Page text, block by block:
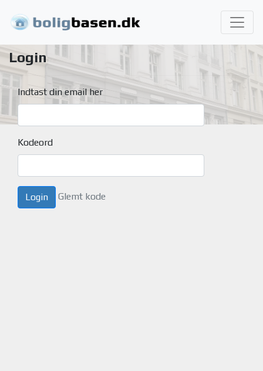
Login
Indtast din email her
Kodeord
Glemt kode